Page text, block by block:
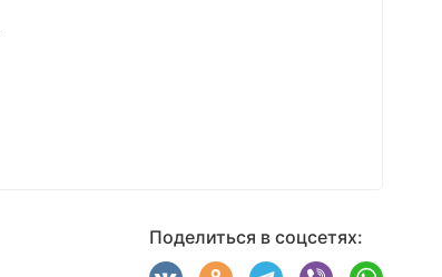
Поделиться в соцсетях: